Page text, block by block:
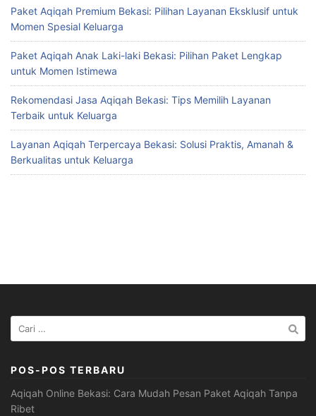
Paket Aqiqah Premium Bekasi: Pilihan Layanan Eksklusif untuk
Momen Spesial Keluarga
Paket Aqiqah Anak Laki-laki Bekasi: Pilihan Paket Lengkap
untuk Momen Istimewa
Rekomendasi Jasa Aqiqah Bekasi: Tips Memilih Layanan
Terbaik untuk Keluarga
Layanan Aqiqah Terpercaya Bekasi: Solusi Praktis, Amanah &
Berkualitas untuk Keluarga
Cari
untuk:
POS-POS TERBARU
Aqiqah Online Bekasi: Cara Mudah Pesan Paket Aqiqah Tanpa
Ribet